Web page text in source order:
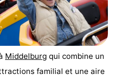
Middelburg qui combine un
familial et une aire